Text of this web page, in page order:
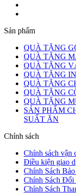
Sản phẩm
QUÀ TẶNG
QUÀ TẶNG
QUÀ TẶNG
QUÀ TẶNG
QUÀ TẶNG
QUÀ TẶNG
QUÀ TẶNG
SẢN PHẨM
SUẤT ĂN
Chính sách
Chính sách vận
Điều kiện giao
Chính Sách
Chính Sách Đổi
Chính Sách